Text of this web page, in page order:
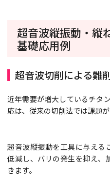
超音波縦振動・縦
基礎応用例
超音波切削による難
近年需要が増大しているチタ
応は、従来の切削法では課題が
超音波縦振動を工具に与える
低減し、バリの発生を抑え、
きます。